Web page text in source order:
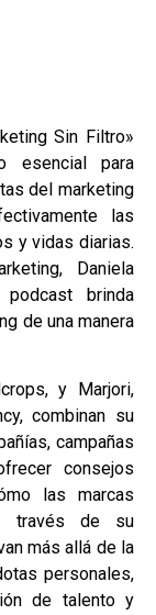
Sin Filtro»
esencial para
del marketing
las
y vidas diarias.
Daniela
brinda
de una manera
y Marjori,
combinan su
campañas
consejos
las marcas
través de su
más allá de la
personales,
de talento y